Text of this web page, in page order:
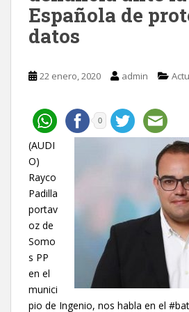
Española de
datos
22 enero, 2020 admin
0
(AUDI
O)
Rayco
Padilla
portav
oz de
Somo
s PP
en el
munici
pio de Ingenio, nos habla en el